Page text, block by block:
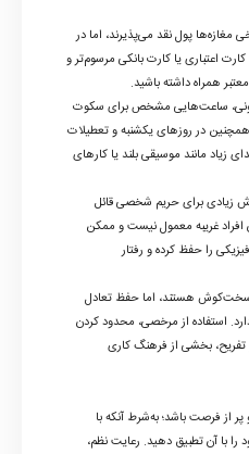
مغازه‌ها پول نقد می‌پذیرند، اما در
اعتباری یا کارت بانکی مرسوم‌تر و
همراه داشته باشید.
ساعت‌هایی مشخص برای سکوت
از ساعت ۲۲ تا ۶ صبح و همچنین در روزهای یکشنبه و تعطیلات
زیاد مانند موسیقی بلند یا کارهای
زیادی برای حریم شخصی قائل
غریبه معمول نیست و ممکن
را حفظ کرده و رفتار
سخت‌کوش هستند، اما حفظ تعادل
استفاده از مرخصی، محدود کردن
بخشی از فرهنگ کاری
از فرصت باشد؛ به‌شرط آنکه با
با آن تطبیق دهید. رعایت نظم،